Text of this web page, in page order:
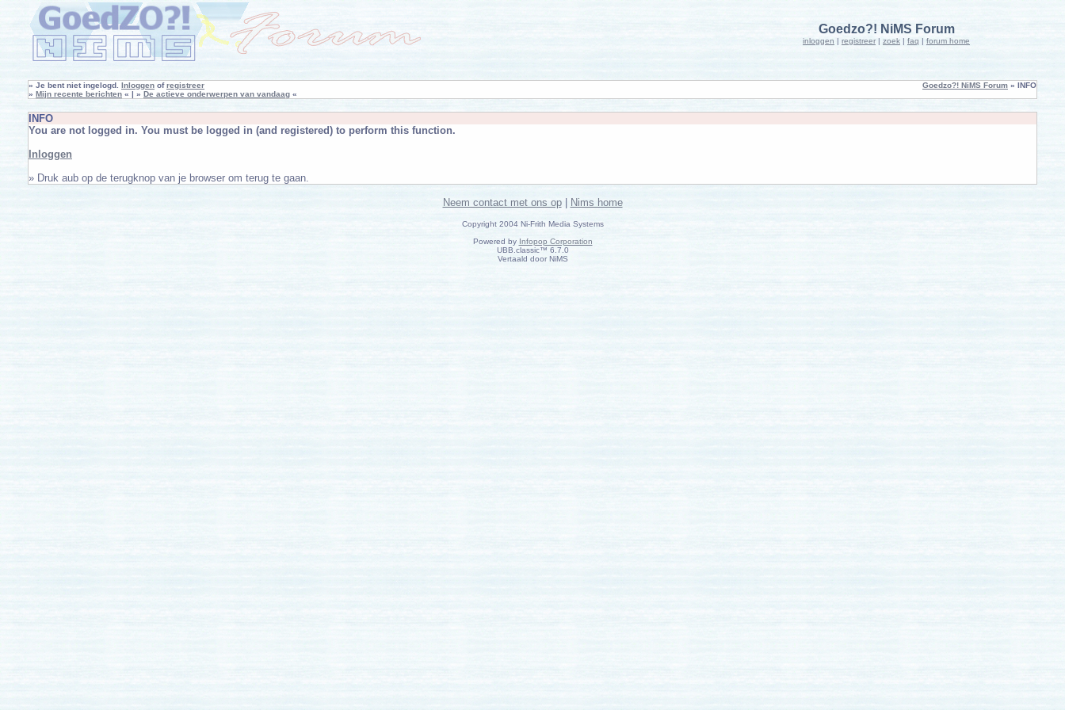
Goedzo?! NiMS Forum
inloggen | registreer | zoek | faq | forum home
» Je bent niet ingelogd. Inloggen ofregistreer
» Mijn recente berichten « | » De actieve onderwerpen van vandaag «
Goedzo?! NiMS Forum » INFO
INFO
You are not logged in. You must be logged in (and registered) to perform this function.
Inloggen
» Druk aub op de terugknop van je browser om terug te gaan.
Neem contact met ons op| Nims home
Copyright 2004 Ni-Frith Media Systems
Powered by Infopop Corporation
UBB.classic™ 6.7.0
Vertaald door NiMS